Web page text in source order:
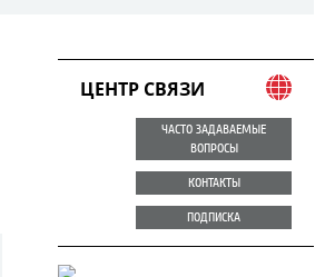
ЦЕНТР СВЯЗИ
ЧАСТО ЗАДАВАЕМЫЕ
ВОПРОСЫ
КОНТАКТЫ
ПОДПИСКА